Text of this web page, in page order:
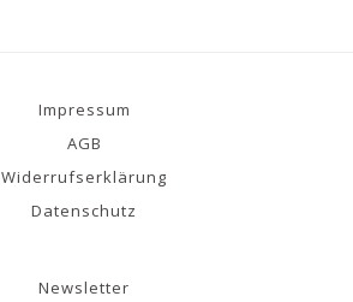
Impressum
AGB
Widerrufserklärung
Datenschutz
Newsletter